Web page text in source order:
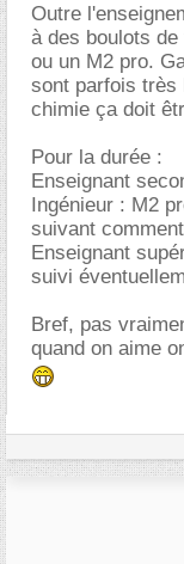
Outre
à des boulots
ou un M2 pro.
sont parfois très
chimie ça doit
Pour la durée :
Enseignant
Ingénieur : M2
suivant
Enseignant
suivi
Bref, pas
quand on aime